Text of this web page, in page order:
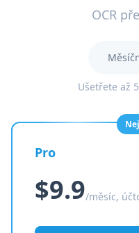
OCR
Ušetřete až
Pro
$9.9/měsíc,